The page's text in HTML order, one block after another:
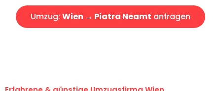
Umzug: Wien → Piatra Neamt anfragen